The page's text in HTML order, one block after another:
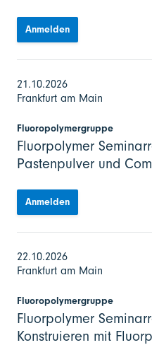
Anmelden
21.10.2026
Frankfurt am Main
Fluoropolymergruppe
Fluorpolymer
Pastenpulver und
Anmelden
22.10.2026
Frankfurt am Main
Fluoropolymergruppe
Fluorpolymer
Konstruieren mit